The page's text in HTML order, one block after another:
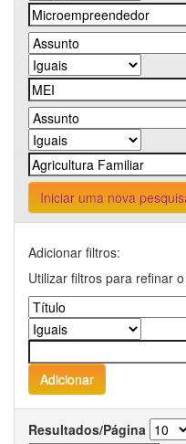
Iniciar uma nova
Adicionar filtros:
Utilizar filtros para refinar
Resultados/Página